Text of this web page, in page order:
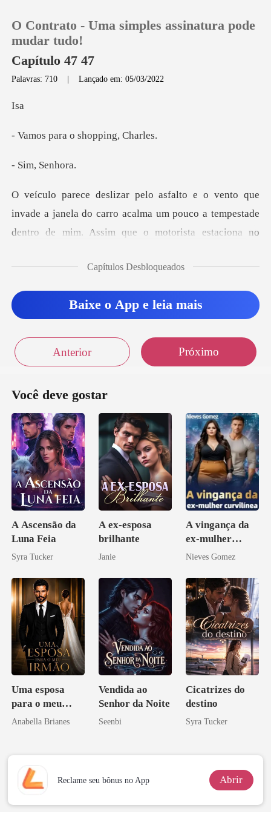
Histórico
Sair
Baixar App
O Contrato - Uma simples assinatura pode
mudar tudo!
Capítulo 47 47
Palavras: 710 |Lançado em: 05/03/2022
s
a o shoppin
, Sen
mpestade
dentro de mim. Assim que o motorista estaciona no
Capítulos Desbloqueados
Baixe o App e leia mais
Anterior Próximo
Você deve gostar
A Ascensão da
Luna Feia
Syra Tucker
A ex-esposa
brilhante
Janie
A vingança da
ex-mulher
curvilínea
Nieves Gomez
Uma esposa
para o meu
irmão
Anabella Brianes
Vendida ao
Senhor da Noite
Seenbi
Cicatrizes do
destino
Syra Tucker
Reclame seu bônus no App Abrir